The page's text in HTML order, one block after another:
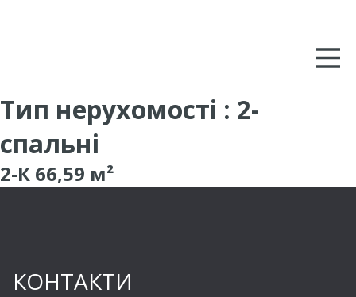
Тип нерухомості : 2-
спальні
2-К 66,59 м²
КОНТАКТИ